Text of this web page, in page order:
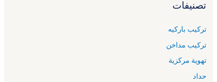
تصنيفات
تركيب باركيه
تركيب مداخن
تهوية مركزية
حداد